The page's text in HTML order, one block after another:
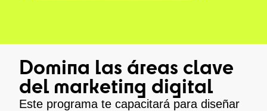
Domina las áreas clave
del marketing digital
Este programa te capacitará para diseñar